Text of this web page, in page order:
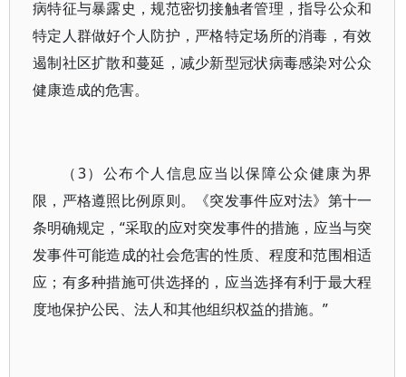
病特征与暴露史，规范密切接触者管理，指导公众和
特定人群做好个人防护，严格特定场所的消毒，有效
遏制社区扩散和蔓延，减少新型冠状病毒感染对公众
健康造成的危害。
（3）公布个人信息应当以保障公众健康为界
限，严格遵照比例原则。《突发事件应对法》第十一
条明确规定，“采取的应对突发事件的措施，应当与突
发事件可能造成的社会危害的性质、程度和范围相适
应；有多种措施可供选择的，应当选择有利于最大程
度地保护公民、法人和其他组织权益的措施。”